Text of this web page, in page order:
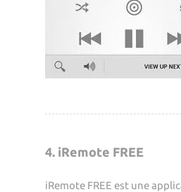
4. iRemote FREE
iRemote FREE est une